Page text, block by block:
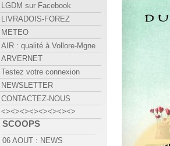
LGDM sur Facebook
LIVRADOIS-FOREZ
METEO
AIR : qualité à Vollore-Mgne
ARVERNET
Testez votre connexion
NEWSLETTER
CONTACTEZ-NOUS
<><><><><><><><>
SCOOPS
06 AOUT : NEWS